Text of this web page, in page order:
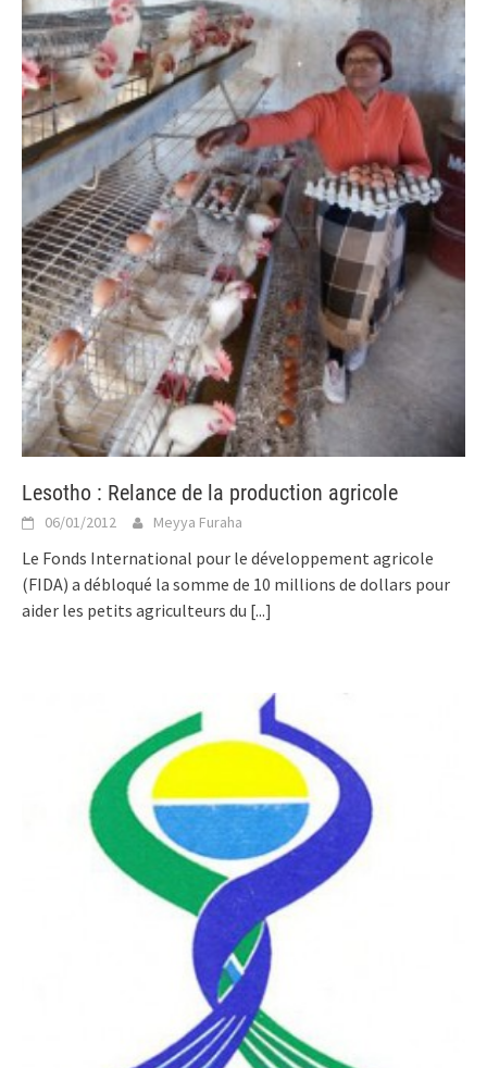
Lesotho : Relance de la production agricole
06/01/2012 Meyya Furaha
Le Fonds International pour le développement agricole
(FIDA) a débloqué la somme de 10 millions de dollars pour
aider les petits agriculteurs du [...]